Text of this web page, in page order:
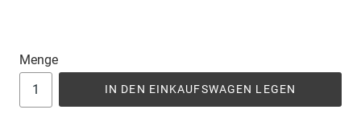
Menge
IN DEN EINKAUFSWAGEN LEGEN